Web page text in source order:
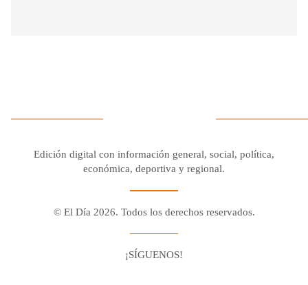
Edición digital con información general, social, política,
económica, deportiva y regional.
© El Día 2026. Todos los derechos reservados.
¡SÍGUENOS!